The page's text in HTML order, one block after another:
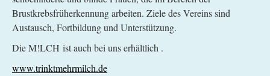
Brustkrebsfrüherkennung arbeiten. Ziele des Vereins sind
Austausch, Fortbildung und Unterstützung.
Die M!LCH ist auch bei uns erhältlich .
www.trinktmehrmilch.de